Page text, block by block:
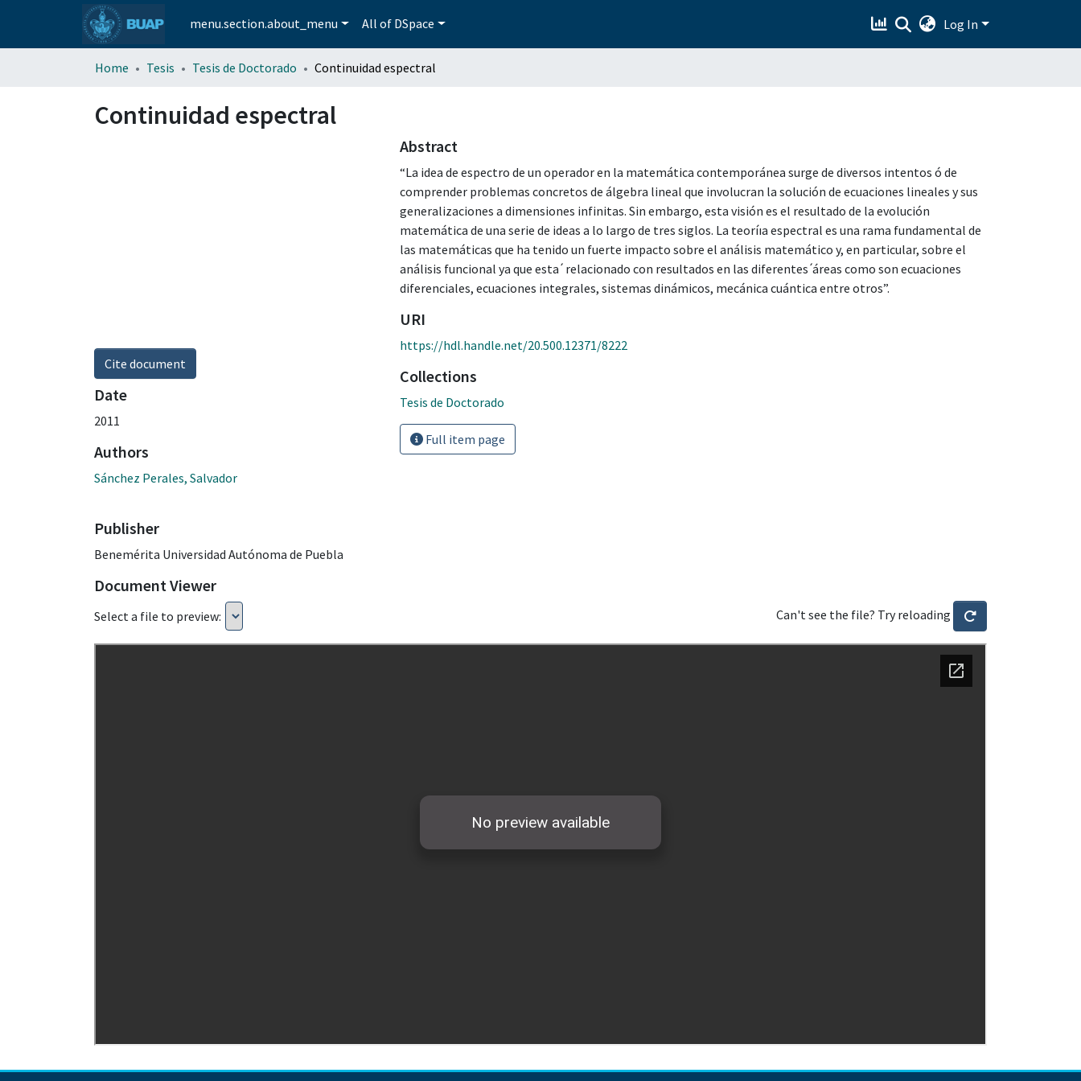
menu.section.about_menu All of DSpace Log In
Home Tesis Tesis de Doctorado Continuidad espectral
Continuidad espectral
Cite document
Date
2011
Authors
Sánchez Perales, Salvador
Publisher
Benemérita Universidad Autónoma de Puebla
Abstract
“La idea de espectro de un operador en la matemática contemporánea surge de diversos intentos ó de
comprender problemas concretos de álgebra lineal que involucran la solución de ecuaciones lineales y sus
generalizaciones a dimensiones infinitas. Sin embargo, esta visión es el resultado de la evolución
matemática de una serie de ideas a lo largo de tres siglos. La teoríıa espectral es una rama fundamental de
las matemáticas que ha tenido un fuerte impacto sobre el análisis matemático y, en particular, sobre el
análisis funcional ya que esta ́ relacionado con resultados en las diferentes ́áreas como son ecuaciones
diferenciales, ecuaciones integrales, sistemas dinámicos, mecánica cuántica entre otros”.
URI
https://hdl.handle.net/20.500.12371/8222
Collections
Tesis de Doctorado
Full item page
Document Viewer
Select a file to preview: Can't see the file? Try reloading